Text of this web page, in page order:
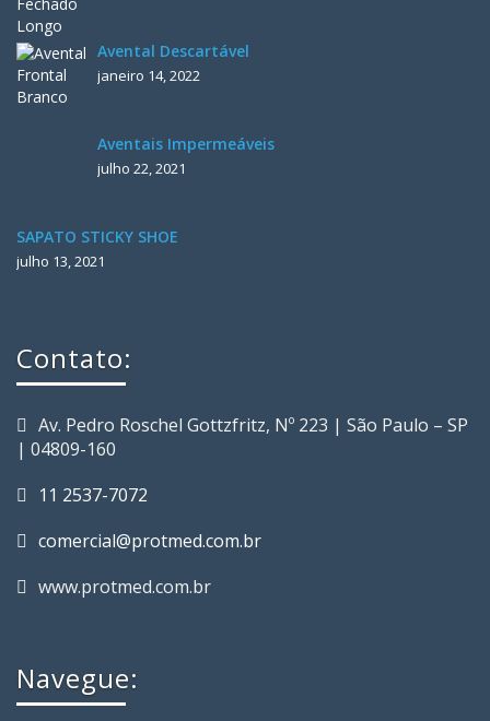
Avental Descartável
janeiro 14, 2022
Aventais Impermeáveis
julho 22, 2021
SAPATO STICKY SHOE
julho 13, 2021
Contato:
Av. Pedro Roschel Gottzfritz, Nº 223 | São Paulo – SP
| 04809-160
11 2537-7072
comercial@protmed.com.br
www.protmed.com.br
Navegue: